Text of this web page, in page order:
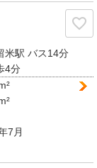
米駅バス14分
4分
7月